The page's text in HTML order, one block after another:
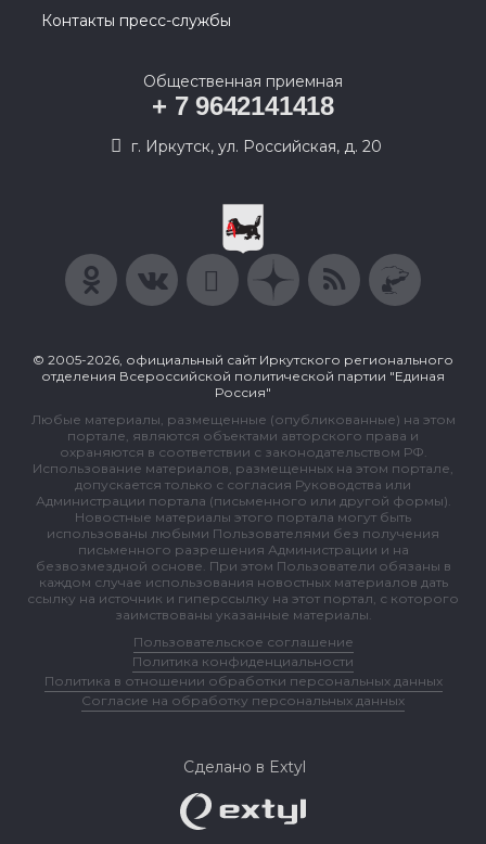
Контакты пресс-службы
Общественная приемная
+ 7 9642141418
г. Иркутск, ул. Российская, д. 20
© 2005-2026, официальный сайт Иркутского регионального
отделения Всероссийской политической партии "Единая
Россия"
Любые материалы, размещенные (опубликованные) на этом
портале, являются объектами авторского права и
охраняются в соответствии с законодательством РФ.
Использование материалов, размещенных на этом портале,
допускается только с согласия Руководства или
Администрации портала (письменного или другой формы).
Новостные материалы этого портала могут быть
использованы любыми Пользователями без получения
письменного разрешения Администрации и на
безвозмездной основе. При этом Пользователи обязаны в
каждом случае использования новостных материалов дать
ссылку на источник и гиперссылку на этот портал, с которого
заимствованы указанные материалы.
Пользовательское соглашение
Политика конфиденциальности
Политика в отношении обработки персональных данных
Согласие на обработку персональных данных
Сделано в Extyl